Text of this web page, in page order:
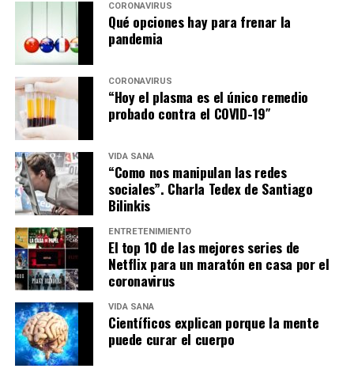
CORONAVIRUS
Qué opciones hay para frenar la
pandemia
CORONAVIRUS
“Hoy el plasma es el único remedio
probado contra el COVID-19″
VIDA SANA
“Como nos manipulan las redes
sociales”. Charla Tedex de Santiago
Bilinkis
ENTRETENIMIENTO
El top 10 de las mejores series de
Netflix para un maratón en casa por el
coronavirus
VIDA SANA
Científicos explican porque la mente
puede curar el cuerpo